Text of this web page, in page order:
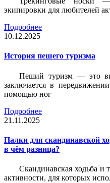
экипировки для любителей
Подробнее
10.12.2025
История пешего туризма
Пеший туризм — это
заключается в
помощью ног
Подробнее
21.11.2025
Палки для скандинавской
в чём разница?
Скандинавская ходьба и
активности, для которых